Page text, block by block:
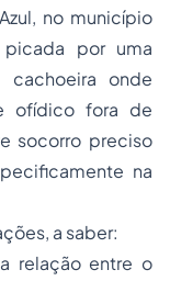
no município
por uma
onde
ofídico fora de
socorro preciso
na
a saber:
relação entre o